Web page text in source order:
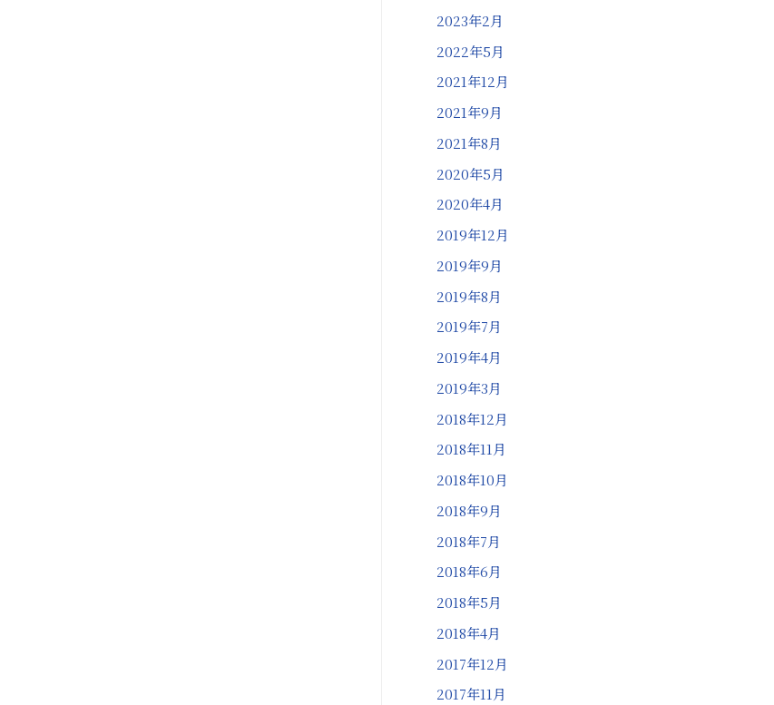
2023年2月
2022年5月
2021年12月
2021年9月
2021年8月
2020年5月
2020年4月
2019年12月
2019年9月
2019年8月
2019年7月
2019年4月
2019年3月
2018年12月
2018年11月
2018年10月
2018年9月
2018年7月
2018年6月
2018年5月
2018年4月
2017年12月
2017年11月